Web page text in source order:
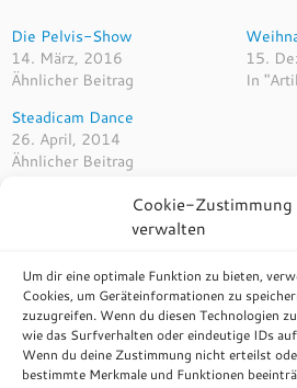
Cookie-Zustimmung
verwalten
Um dir eine optimale Funktion zu bieten,
Cookies, um Geräteinformationen zu
zuzugreifen. Wenn du diesen Technologien
wie das Surfverhalten oder eindeutige IDs
Wenn du deine Zustimmung nicht erteilst
bestimmte Merkmale und Funktionen
Die Pelvis-Show
14. März, 2016
Ähnlicher Beitrag
15.
In
Steadicam Dance
26. April, 2014
Ähnlicher Beitrag
←Robert-Kraft-Symposium
Drei